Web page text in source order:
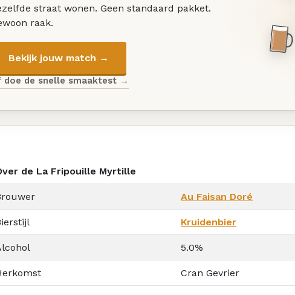
straat wonen. Geen standaard pakket.
raak.
Bekijk jouw match →
doe de snelle smaaktest →
de La Fripouille Myrtille
Au Faisan Doré
Kruidenbier
5.0%
Cran Gevrier